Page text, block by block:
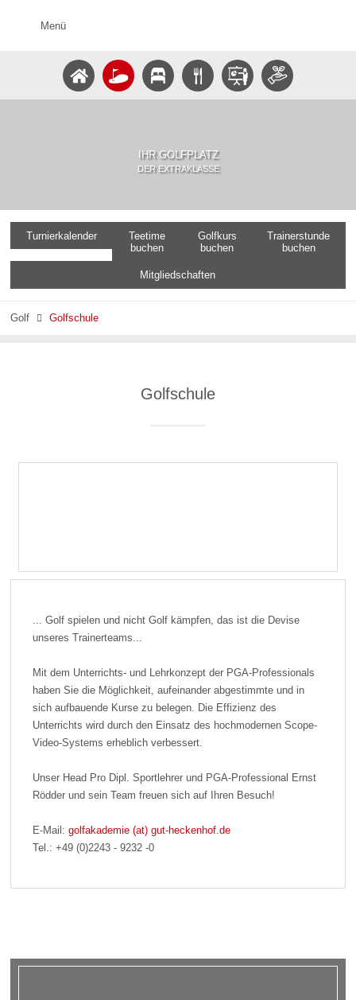
Menü
IHR GOLFPLATZ
DER EXTRAKLASSE
Turnierkalender
Teetime
buchen
Golfkurs
buchen
Trainerstunde
buchen
Mitgliedschaften
Golf  Golfschule
Golfschule
... Golf spielen und nicht Golf kämpfen, das ist die Devise
unseres Trainerteams...
Mit dem Unterrichts- und Lehrkonzept der PGA-Professionals
haben Sie die Möglichkeit, aufeinander abgestimmte und in
sich aufbauende Kurse zu belegen. Die Effizienz des
Unterrichts wird durch den Einsatz des hochmodernen Scope-
Video-Systems erheblich verbessert.
Unser Head Pro Dipl. Sportlehrer und PGA-Professional Ernst
Rödder und sein Team freuen sich auf Ihren Besuch!
E-Mail: golfakademie (at) gut-heckenhof.de
Tel.: +49 (0)2243 - 9232 -0